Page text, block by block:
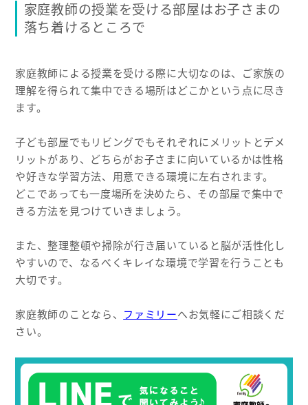
家庭教師の授業を受ける部屋はお子さまの
落ち着けるところで
家庭教師による授業を受ける際に大切なのは、ご家族の
理解を得られて集中できる場所はどこかという点に尽き
ます。
子ども部屋でもリビングでもそれぞれにメリットとデメ
リットがあり、どちらがお子さまに向いているかは性格
や好きな学習方法、用意できる環境に左右されます。
どこであっても一度場所を決めたら、その部屋で集中で
きる方法を見つけていきましょう。
また、整理整頓や掃除が行き届いていると脳が活性化し
やすいので、なるべくキレイな環境で学習を行うことも
大切です。
家庭教師のことなら、 ファミリーへお気軽にご相談くだ
さい。